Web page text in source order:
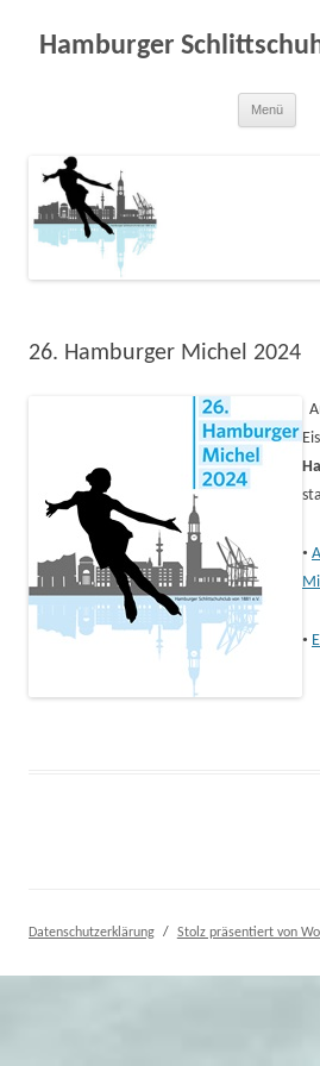
springen
Hamburger
Menü
26. Hamburger Michel 2024
•
•
Datenschutzerklärung Stolz präsentiert von